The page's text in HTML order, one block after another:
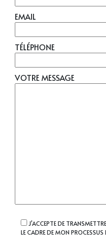
EMAIL
TÉLÉPHONE
VOTRE MESSAGE
J'ACCEPTE DE
LE CADRE DE MON